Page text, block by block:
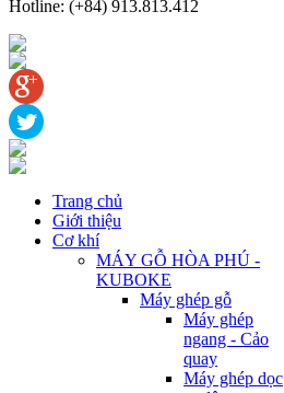
Hotline: (+84) 913.813.412
Trang chủ
Giới thiệu
Cơ khí
MÁY GỖ HÒA PHÚ -
KUBOKE
Máy ghép gỗ
Máy ghép
ngang - Cảo
quay
Máy ghép dọc